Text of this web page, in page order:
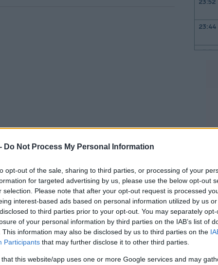
Do Not Process My Personal Information
opt-out of the sale, sharing to third parties, or processing of your
for targeted advertising by us, please use the below opt-out
selection. Please note that after your opt-out request is processed
interest-based ads based on personal information utilized by us
to third parties prior to your opt-out. You may separately
of your personal information by third parties on the IAB’s list of
This information may also be disclosed by us to third parties on the
Participants that may further disclose it to other third parties.
that this website/app uses one or more Google services and may
Άλλα στέκουν ακόμη όρθια, έχοντας
Φωτιά εξακολουθεί να σιγοκαίει σε
έναν τραυματισμένο άνδρα.
23:52
23:44
23:36
22:40
22:26